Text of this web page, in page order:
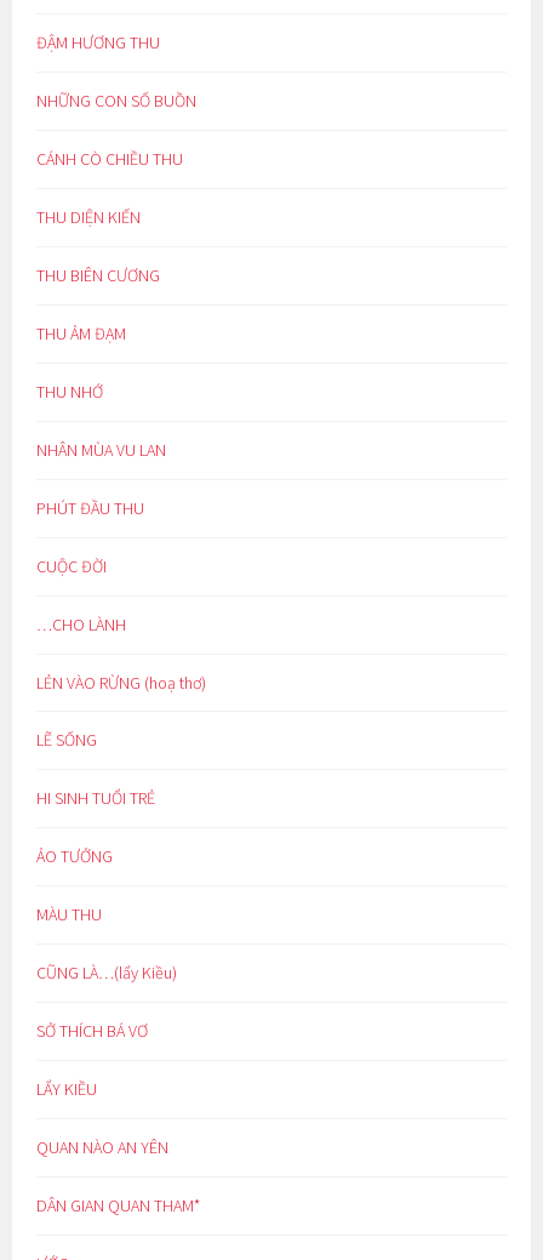
ĐẬM HƯƠNG THU
NHỮNG CON SỐ BUỒN
CÁNH CÒ CHIỀU THU
THU DIỆN KIẾN
THU BIÊN CƯƠNG
THU ẢM ĐẠM
THU NHỚ
NHÂN MÙA VU LAN
PHÚT ĐẦU THU
CUỘC ĐỜI
…CHO LÀNH
LẺN VÀO RỪNG (hoạ thơ)
LẼ SỐNG
HI SINH TUỔI TRẺ
ẢO TƯỞNG
MÀU THU
CŨNG LÀ…(lẩy Kiều)
SỞ THÍCH BÁ VƠ
LẨY KIỀU
QUAN NÀO AN YÊN
DÂN GIAN QUAN THAM*